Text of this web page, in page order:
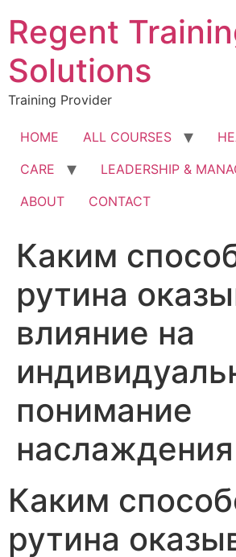
content
Regent
Solutions
Training Provider
HOME ALL COURSES
CARE
LEADERSHIP &
ABOUT
CONTACT
Каким
рутина
влияние на
понимание
наслаждения
Каким
рутина